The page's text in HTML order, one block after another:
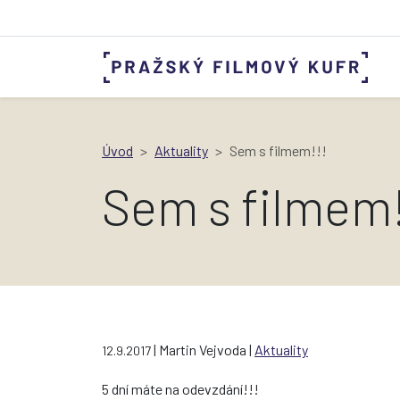
Úvod Aktuality Sem s filmem!!!
Sem s
12.9.2017| Martin Vejvoda | Aktuality
5 dní máte na odevzdání!!!